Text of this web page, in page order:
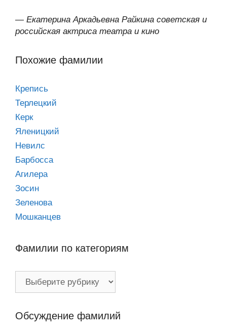
— Екатерина Аркадьевна Райкина советская и
российская актриса театра и кино
Похожие фамилии
Крепись
Терлецкий
Керк
Яленицкий
Невилс
Барбосса
Агилера
Зосин
Зеленова
Мошканцев
Фамилии по категориям
Обсуждение фамилий